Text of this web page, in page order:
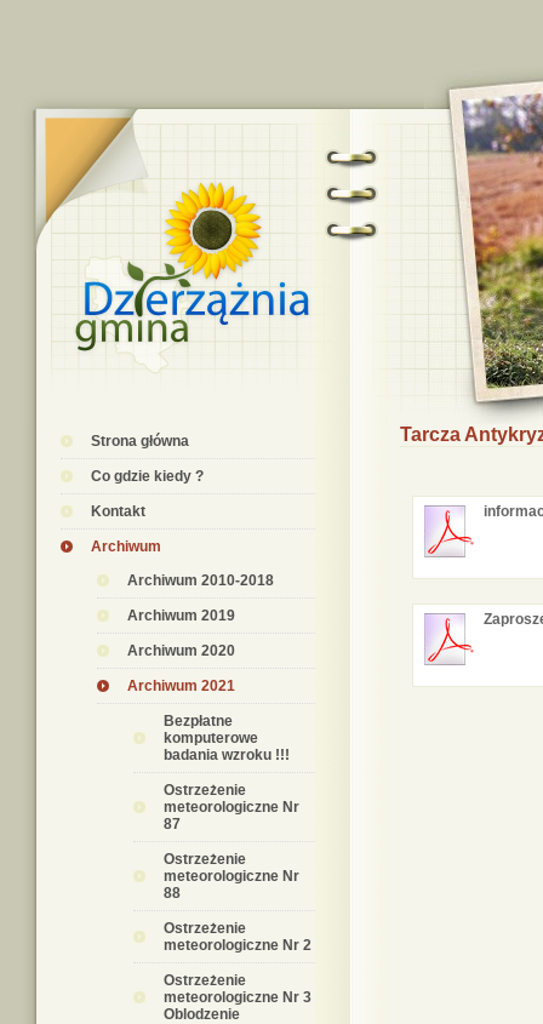
Strona główna
Co gdzie kiedy ?
Kontakt
Archiwum
Archiwum 2010-2018
Archiwum 2019
Archiwum 2020
Archiwum 2021
Bezpłatne
komputerowe
badania wzroku !!!
Ostrzeżenie
meteorologiczne Nr
87
Ostrzeżenie
meteorologiczne Nr
88
Ostrzeżenie
meteorologiczne Nr 2
Ostrzeżenie
meteorologiczne Nr 3
Oblodzenie
Tarcza